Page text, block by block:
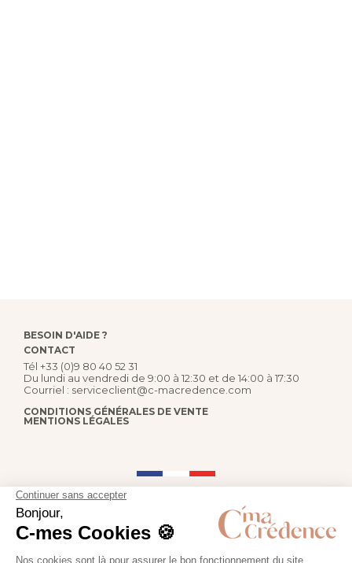
BESOIN D'AIDE ?
CONTACT
Tél +33 (0)9 80 40 52 31
Du lundi au vendredi de 9:00 à 12:30 et de 14:00 à 17:30
Courriel : serviceclient@c-macredence.com
CONDITIONS GÉNÉRALES DE VENTE
MENTIONS LÉGALES
FABRICATION FRANÇAISE
PAIEMENT SÉCURISÉ